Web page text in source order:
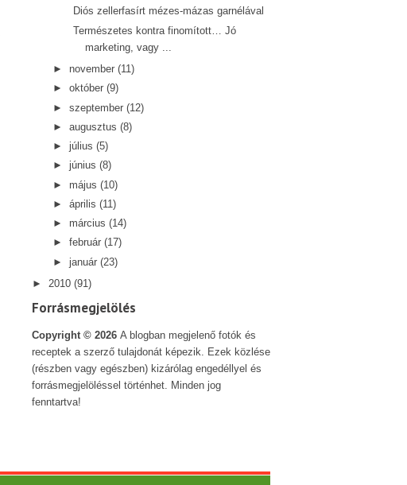
Diós zellerfasírt mézes-mázas garnélával
Természetes kontra finomított… Jó
marketing, vagy ...
► november (11)
► október (9)
► szeptember (12)
► augusztus (8)
► július (5)
► június (8)
► május (10)
► április (11)
► március (14)
► február (17)
► január (23)
► 2010 (91)
Forrásmegjelölés
Copyright © 2026 A blogban megjelenő fotók és
receptek a szerző tulajdonát képezik. Ezek közlése
(részben vagy egészben) kizárólag engedéllyel és
forrásmegjelöléssel történhet. Minden jog
fenntartva!